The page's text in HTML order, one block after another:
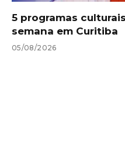
5 programas
semana em Curitiba
05/08/2026